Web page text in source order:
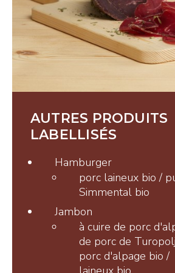
Hydrolats et Huiles
Miel et autres douceurs
CONTACT
Pays-d’Enhaut
Économie et
Place du Village
1660 Château-
AUTRES PRODUITS
LABELLISÉS
Hamburger
porc laineux bio /
Simmental bio
Jambon
à cuire de porc
de porc de
porc d'alpage bio /